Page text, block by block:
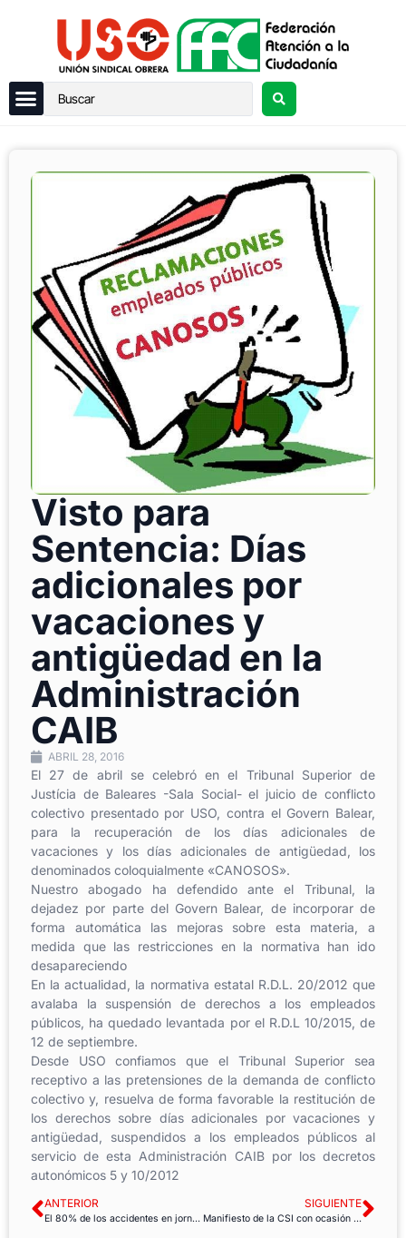
Visto para
Sentencia: Días
adicionales por
vacaciones y
antigüedad en la
Administración
CAIB
ABRIL 28, 2016
El 27 de abril se celebró en el Tribunal Superior de
Justícia de Baleares -Sala Social- el juicio de conflicto
colectivo presentado por USO, contra el Govern Balear,
para la recuperación de los días adicionales de
vacaciones y los días adicionales de antigüedad, los
denominados coloquialmente «CANOSOS».
Nuestro abogado ha defendido ante el Tribunal, la
dejadez por parte del Govern Balear, de incorporar de
forma automática las mejoras sobre esta materia, a
medida que las restricciones en la normativa han ido
desapareciendo
En la actualidad, la normativa estatal R.D.L. 20/2012 que
avalaba la suspensión de derechos a los empleados
públicos, ha quedado levantada por el R.D.L 10/2015, de
12 de septiembre.
Desde USO confiamos que el Tribunal Superior sea
receptivo a las pretensiones de la demanda de conflicto
colectivo y, resuelva de forma favorable la restitución de
los derechos sobre días adicionales por vacaciones y
antigüedad, suspendidos a los empleados públicos al
servicio de esta Administración CAIB por los decretos
autonómicos 5 y 10/2012
ANTERIOR
El 80% de los accidentes en jornada con baja se producen en PYMES
SIGUIENTE
Manifiesto de la CSI con ocasión del Primero de Mayo – 2016